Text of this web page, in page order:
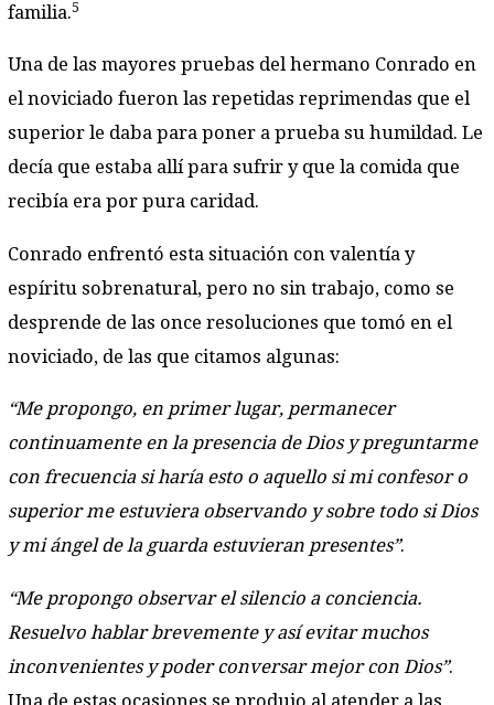
familia.5
Una de las mayores pruebas del hermano Conrado en
el noviciado fueron las repetidas reprimendas que el
superior le daba para poner a prueba su humildad. Le
decía que estaba allí para sufrir y que la comida que
recibía era por pura caridad.
Conrado enfrentó esta situación con valentía y
espíritu sobrenatural, pero no sin trabajo, como se
desprende de las once resoluciones que tomó en el
noviciado, de las que citamos algunas:
“Me propongo, en primer lugar, permanecer
continuamente en la presencia de Dios y preguntarme
con frecuencia si haría esto o aquello si mi confesor o
superior me estuviera observando y sobre todo si Dios
y mi ángel de la guarda estuvieran presentes”.
“Me propongo observar el silencio a conciencia.
Resuelvo hablar brevemente y así evitar muchos
inconvenientes y poder conversar mejor con Dios”.